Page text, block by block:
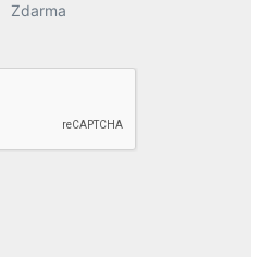
Zdarma